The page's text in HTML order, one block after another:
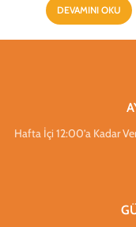
DEVAMINI OKU
Hafta İçi 12:00’a Kadar